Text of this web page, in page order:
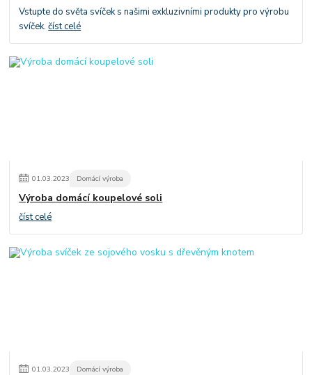
Vstupte do světa svíček s našimi exkluzivními produkty pro výrobu
svíček.číst celé
01.03.2023 Domácí výroba
Výroba domácí koupelové soli
číst celé
01.03.2023 Domácí výroba